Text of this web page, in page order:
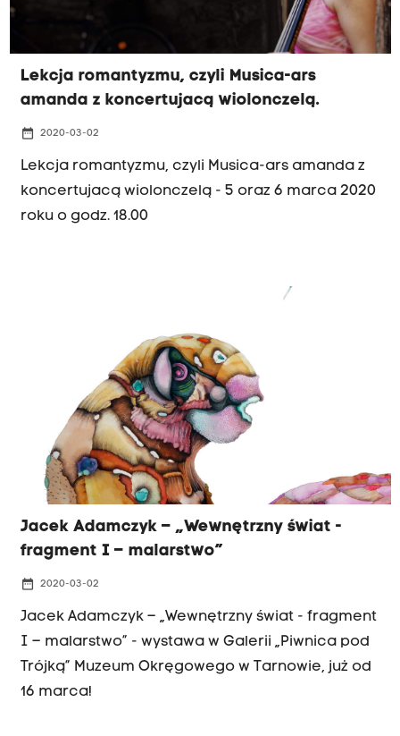
Lekcja romantyzmu, czyli Musica-ars
amanda z koncertujacą wiolonczelą.
date_range 2020-03-02
Lekcja romantyzmu, czyli Musica-ars amanda z
koncertujacą wiolonczelą - 5 oraz 6 marca 2020
roku o godz. 18.00
Jacek Adamczyk – „Wewnętrzny świat -
fragment I – malarstwo”
date_range 2020-03-02
Jacek Adamczyk – „Wewnętrzny świat - fragment
I – malarstwo” - wystawa w Galerii „Piwnica pod
Trójką” Muzeum Okręgowego w Tarnowie, już od
16 marca!